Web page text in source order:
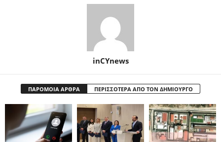
inCYnews
ΠΑΡΟΜΟΙΑ ΑΡΘΡΑ ΠΕΡΙΣΣΟΤΕΡΑ ΑΠΟ ΤΟΝ ΔΗΜΙΟΥΡΓΟ